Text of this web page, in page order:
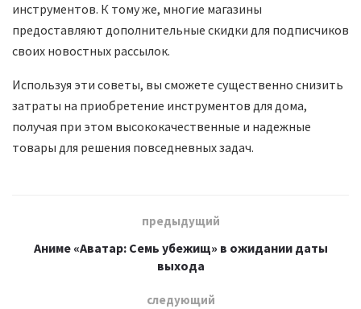
инструментов. К тому же, многие магазины
предоставляют дополнительные скидки для подписчиков
своих новостных рассылок.
Используя эти советы, вы сможете существенно снизить
затраты на приобретение инструментов для дома,
получая при этом высококачественные и надежные
товары для решения повседневных задач.
предыдущий
Аниме «Аватар: Семь убежищ» в ожидании даты
выхода
следующий